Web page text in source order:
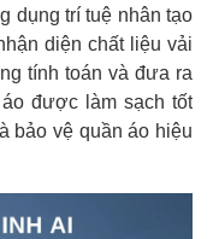
dụng trí tuệ nhân tạo
diện chất liệu vải
tính toán và đưa ra
được làm sạch tốt
bảo vệ quần áo hiệu